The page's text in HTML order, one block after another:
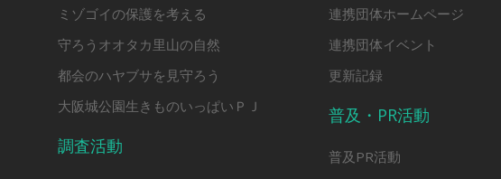
ミゾゴイの保護を考える
守ろうオオタカ里山の自然
都会のハヤブサを見守ろう
大阪城公園生きものいっぱいＰＪ
調査活動
連携団体ホームページ
連携団体イベント
更新記録
普及・PR活動
普及PR活動